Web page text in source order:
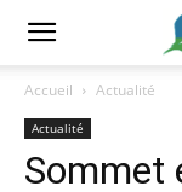
Accueil Actualité
Actualité
Sommet